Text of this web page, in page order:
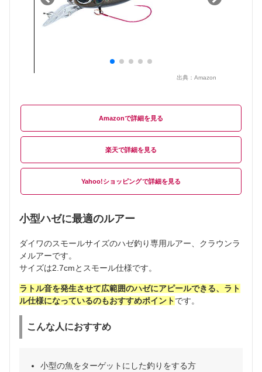
出典： Amazon
Amazon
楽天
Yahoo!ショッピング
小型ハゼに最適のルアー
ダイワのスモールサイズのハゼ釣り専用ルアー、クラウンラ
メルアーです。
サイズは2.7cmとスモール仕様です。
ラトル音を発生させて広範囲のハゼにアピールできる、ラト
ル仕様になっているのもおすすめポイントです。
こんな人におすすめ
小型の魚をターゲットにした釣りをする方